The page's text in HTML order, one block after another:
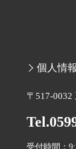
個人情
〒517-0032
受付時間：